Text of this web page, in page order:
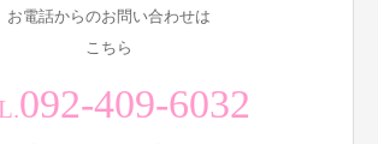
お電話からのお問い合わせは
こちら
092-409-6032